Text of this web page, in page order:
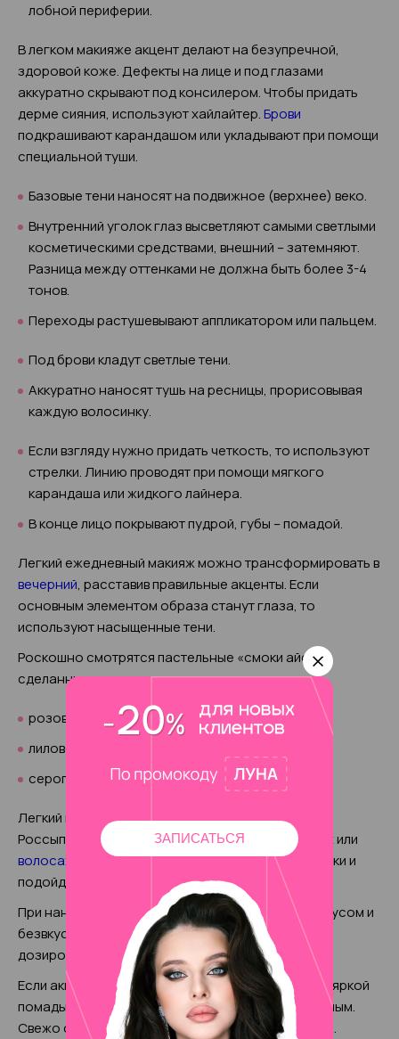
лобной периферии.
В легком макияже акцент делают на безупречной,
здоровой коже. Дефекты на лице и под глазами
аккуратно скрывают под консилером. Чтобы придать
дерме сияния, используют хайлайтер.Брови
подкрашивают карандашом или укладывают при помощи
специальной туши.
Базовые тени наносят на подвижное (верхнее) веко.
Внутренний уголок глаз высветляют самыми светлыми
косметическими средствами, внешний – затемняют.
Разница между оттенками не должна быть более 3-4
тонов.
Переходы растушевывают аппликатором или пальцем.
Под брови кладут светлые тени.
Аккуратно наносят тушь на ресницы, прорисовывая
каждую волосинку.
Если взгляду нужно придать четкость, то используют
стрелки. Линию проводят при помощи мягкого
карандаша или жидкого лайнера.
В конце лицо покрывают пудрой, губы – помадой.
Легкий ежедневный макияж можно трансформировать в
вечерний, расставив правильные акценты. Если
основным элементом образа станут глаза, то
используют насыщенные тени.
Роскошно смотрятся пастельные «смоки айс»,
сделанные из оттенков:
розового;
лилового;
серого.
Легкий макияж кардинально преобразит глиттер.
Россыпь мелких блесток на веках, как и на
ногтяхили
волосах
, привнесет в мейкап торжественные нотки и
подойдет для вечера.
При нанесении важно не перейти грань между вкусом и
безвкусицей, поэтому средство используют
дозировано.
Если акценты переносят на губы, то достаточно яркой
помады. Цвет должен быть не обязательно красным.
Свежо смотрятся виды с металлическим блеском.
ЗАПИСАТЬСЯ